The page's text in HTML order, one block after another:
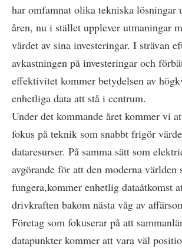
har omfamnat olika tekniska lösningar
åren, nu i stället upplever utmaningar
värdet av sina investeringar. I strävan
avkastningen på investeringar och
effektivitet kommer betydelsen av
enhetliga data att stå i centrum.
Under det kommande året kommer vi
fokus på teknik som snabbt frigör
dataresurser. På samma sätt som
avgörande för att den moderna världen
fungera,kommer enhetlig dataåtkomst
drivkraften bakom nästa våg av
Företag som fokuserar på att
datapunkter kommer att vara väl